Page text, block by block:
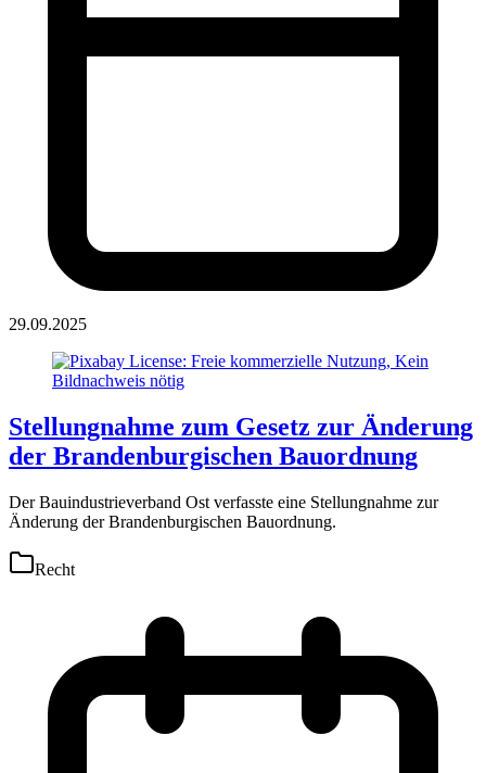
29.09.2025
Stellungnahme zum Gesetz zur Änderung
der Brandenburgischen Bauordnung
Der Bauindustrieverband Ost verfasste eine Stellungnahme zur
Änderung der Brandenburgischen Bauordnung.
Recht